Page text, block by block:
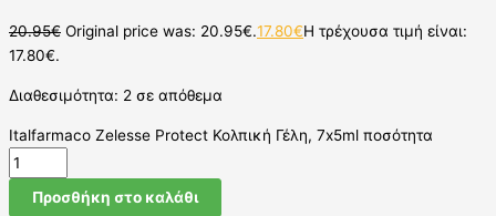
20.95€ Original price was: 20.95€.17.80€Η τρέχουσα τιμή είναι:
17.80€.
Διαθεσιμότητα: 2 σε απόθεμα
Italfarmaco Zelesse Protect Κολπική Γέλη, 7x5ml ποσότητα
Προσθήκη στο καλάθι